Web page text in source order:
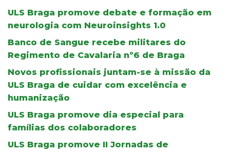
ULS Braga promove debate e formação em
neurologia com Neuroinsights 1.0
Banco de Sangue recebe militares do
Regimento de Cavalaria nº6 de Braga
Novos profissionais juntam-se à missão da
ULS Braga de cuidar com excelência e
humanização
ULS Braga promove dia especial para
famílias dos colaboradores
ULS Braga promove II Jornadas de